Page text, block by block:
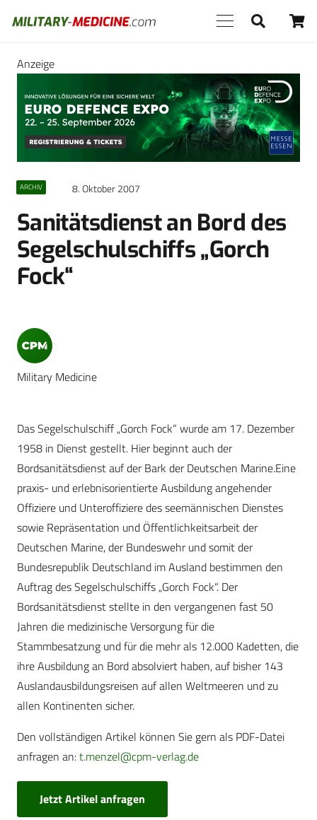
Anzeige
ARCHIV 8. Oktober 2007
Sanitätsdienst an Bord des
Segelschulschiffs „Gorch
Fock“
Military Medicine
Das Segelschulschiff „Gorch Fock“ wurde am 17. Dezember
1958 in Dienst gestellt. Hier beginnt auch der
Bordsanitätsdienst auf der Bark der Deutschen Marine.Eine
praxis- und erlebnisorientierte Ausbildung angehender
Offiziere und Unteroffiziere des seemännischen Dienstes
sowie Repräsentation und Öffentlichkeitsarbeit der
Deutschen Marine, der Bundeswehr und somit der
Bundesrepublik Deutschland im Ausland bestimmen den
Auftrag des Segelschulschiffs „Gorch Fock“. Der
Bordsanitätsdienst stellte in den vergangenen fast 50
Jahren die medizinische Versorgung für die
Stammbesatzung und für die mehr als 12.000 Kadetten, die
ihre Ausbildung an Bord absolviert haben, auf bisher 143
Auslandausbildungsreisen auf allen Weltmeeren und zu
allen Kontinenten sicher.
Den vollständigen Artikel können Sie gern als PDF-Datei
anfragen an:t.menzel@cpm-verlag.de
Jetzt Artikel anfragen